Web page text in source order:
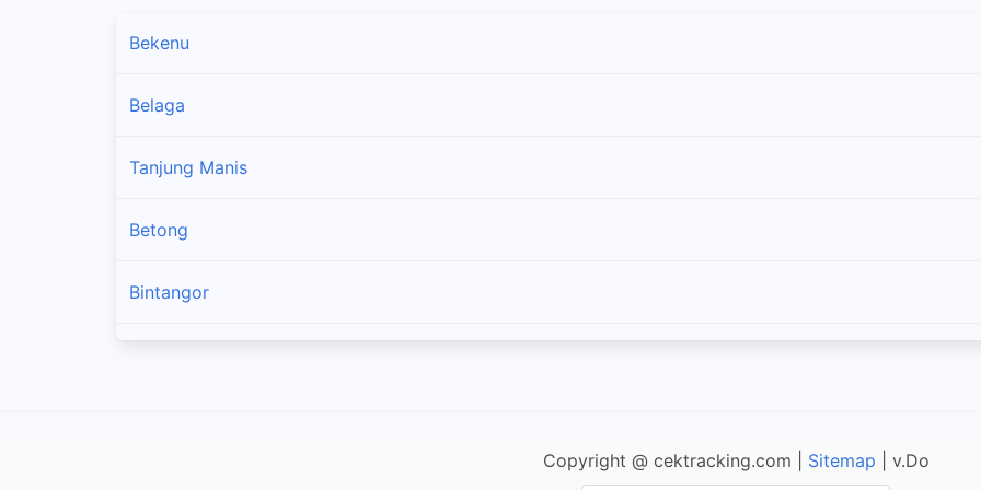
Bekenu
Belaga
Tanjung Manis
Betong
Bintangor
Copyright @ cektracking.com | Sitemap | v.Do